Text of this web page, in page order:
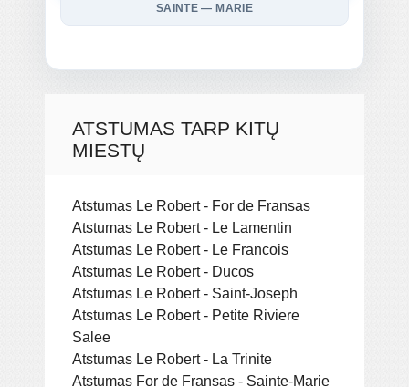
SAINTE — MARIE
ATSTUMAS TARP KITŲ
MIESTŲ
Atstumas Le Robert - For de Fransas
Atstumas Le Robert - Le Lamentin
Atstumas Le Robert - Le Francois
Atstumas Le Robert - Ducos
Atstumas Le Robert - Saint-Joseph
Atstumas Le Robert - Petite Riviere
Salee
Atstumas Le Robert - La Trinite
Atstumas For de Fransas - Sainte-Marie